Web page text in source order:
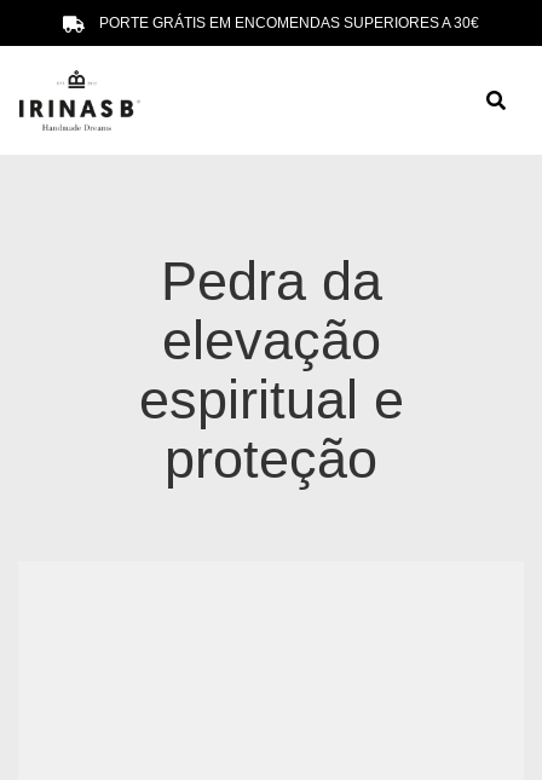
PORTE GRÁTIS EM ENCOMENDAS SUPERIORES A 30€
Pedra da
elevação
espiritual e
proteção